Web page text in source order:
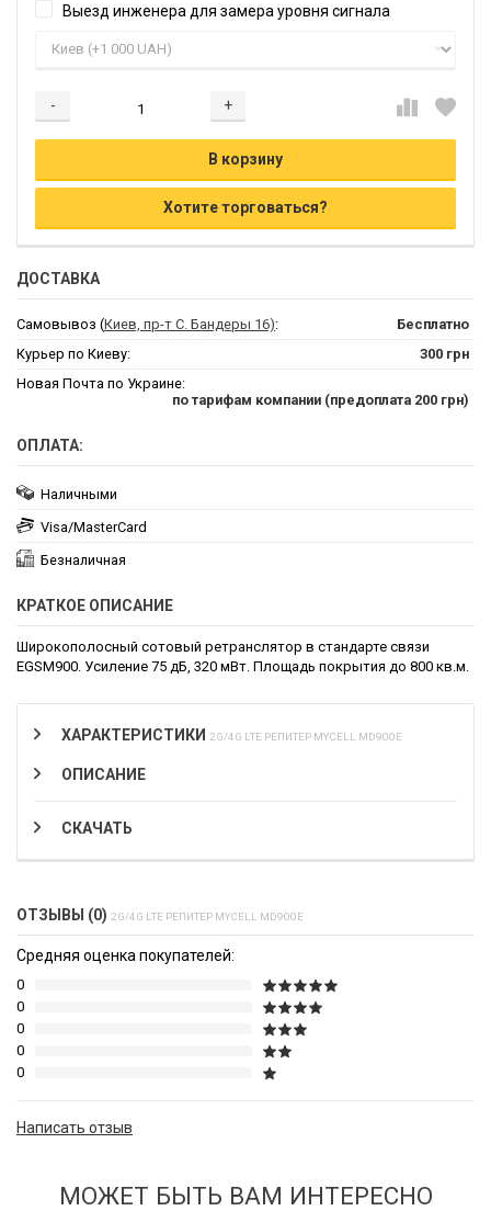
Выезд инженера для замера уровня сигнала
- +
Добавляется...
В корзину
Добавлен
Хотите торговаться?
ДОСТАВКА
Самовывоз (Киев, пр-т С. Бандеры 16):
Бесплатно
Курьер по Киеву:
300 грн
Новая Почта по Украине:
по тарифам компании (предоплата 200 грн)
ОПЛАТА:
Наличными
Visa/MasterCard
Безналичная
КРАТКОЕ ОПИСАНИЕ
Широкополосный сотовый ретранслятор в стандарте связи
EGSM900. Усиление 75 дБ, 320 мВт. Площадь покрытия до 800 кв.м.
ХАРАКТЕРИСТИКИ 2G/4G LTE РЕПИТЕР MYCELL MD900E
ОПИСАНИЕ
СКАЧАТЬ
ОТЗЫВЫ (0) 2G/4G LTE РЕПИТЕР MYCELL MD900E
Средняя оценка покупателей:
0
0
0
0
0
Написать отзыв
МОЖЕТ БЫТЬ ВАМ ИНТЕРЕСНО